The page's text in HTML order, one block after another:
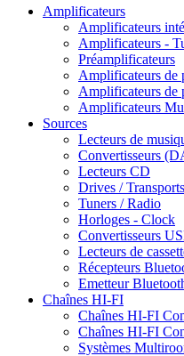
Amplificateurs
Amplificateurs
Amplificateurs -
Préamplificateurs
Amplificateurs de
Amplificateurs de
Amplificateurs
Sources
Lecteurs de
Convertisseurs
Lecteurs CD
Drives /
Tuners / Radio
Horloges - Clock
Convertisseurs
Lecteurs de
Récepteurs
Emetteur
Chaînes HI-FI
Chaînes HI-FI
Chaînes HI-FI
Systèmes